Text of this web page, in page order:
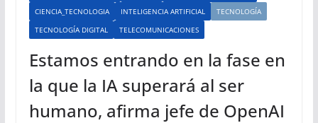
CIENCIA_TECNOLOGIA
INTELIGENCIA ARTIFICIAL
TECNOLOGÍA
TECNOLOGÍA DIGITAL
TELECOMUNICACIONES
Estamos entrando en la fase en
la que la IA superará al ser
humano, afirma jefe de OpenAI